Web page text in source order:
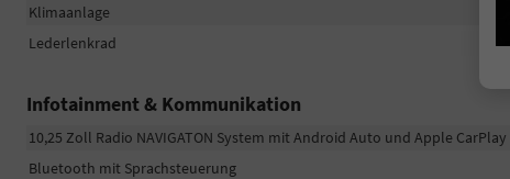
Klimaanlage
Lederlenkrad
Infotainment & Kommunikation
10,25 Zoll Radio NAVIGATON System mit Android Auto und Apple CarPlay
Bluetooth mit Sprachsteuerung